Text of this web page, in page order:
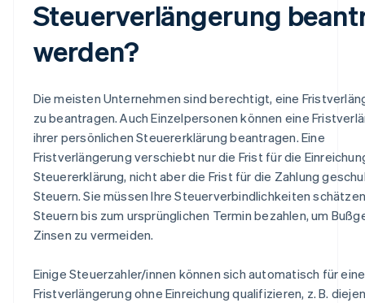
Steuerverlängerung
werden?
Die meisten Unternehmen sind berechtigt, eine
zu beantragen. Auch Einzelpersonen können eine
ihrer persönlichen Steuererklärung beantragen. Eine
Fristverlängerung verschiebt nur die Frist für die
Steuererklärung, nicht aber die Frist für die Zahlung
Steuern. Sie müssen Ihre Steuerverbindlichkeiten
Steuern bis zum ursprünglichen Termin bezahlen, um
Zinsen zu vermeiden.
Einige Steuerzahler/innen können sich automatisch für eine
Fristverlängerung ohne Einreichung qualifizieren, z. B.